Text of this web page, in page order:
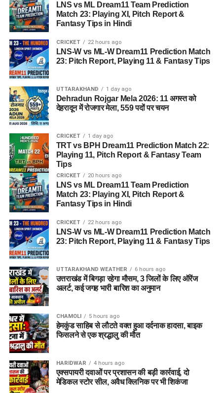
LNS vs ML Dream11 Team Prediction
Match 23: Playing XI, Pitch Report &
Fantasy Tips in Hindi
CRICKET 22 hours ago
LNS-W vs ML-W Dream11 Prediction Match
23: Pitch Report, Playing 11 & Fantasy Tips
UTTARAKHAND 1 day ago
Dehradun Rojgar Mela 2026: 11 अगस्त को
देहरादून में रोजगार मेला, 559 पदों पर चयन
CRICKET 1 day ago
TRT vs BPH Dream11 Prediction Match 22:
Playing 11, Pitch Report & Fantasy Team
Tips
CRICKET 20 hours ago
LNS vs ML Dream11 Team Prediction
Match 23: Playing XI, Pitch Report &
Fantasy Tips in Hindi
CRICKET 22 hours ago
LNS-W vs ML-W Dream11 Prediction Match
23: Pitch Report, Playing 11 & Fantasy Tips
UTTARAKHAND WEATHER 6 hours ago
उत्तराखंड में बिगड़ा रहेगा मौसम, 3 जिलों के लिए ऑरेंज
अलर्ट, कई जगह भारी बारिश का अनुमान
CHAMOLI 5 hours ago
हेमकुंड साहिब से लौटते वक्त हुआ दर्दनाक हादसा, बाइक
फिसलने से एक श्रद्धालु की मौत
HARIDWAR 4 hours ago
एक्सपायरी दवाओं पर प्रशासन की बड़ी कार्रवाई, दो
मेडिकल स्टोर सील, अवैध क्लिनिक पर भी शिकंजा